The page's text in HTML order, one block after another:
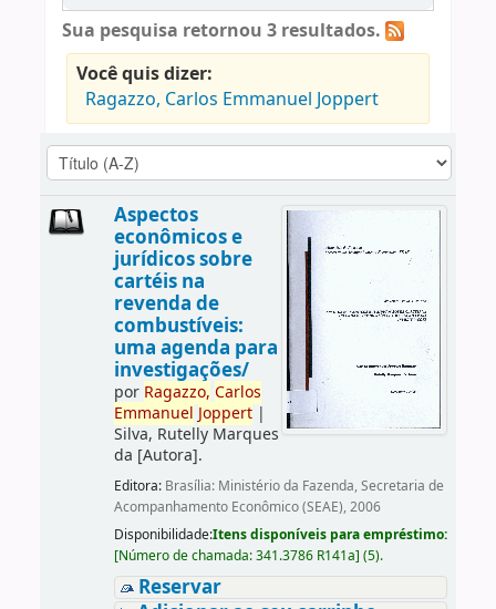
Sua pesquisa retornou 3 resultados.
Você quis dizer:
Ragazzo, Carlos Emmanuel Joppert
Aspectos
econômicos e
jurídicos sobre
cartéis na
revenda de
combustíveis:
uma agenda para
investigações/
por Ragazzo, Carlos
Emmanuel Joppert|
Silva, Rutelly Marques
da [Autora].
Editora: Brasília: Ministério da Fazenda, Secretaria de
Acompanhamento Econômico (SEAE), 2006
Disponibilidade:Itens disponíveis para empréstimo:
[Número de chamada:341.3786 R141a] (5).
Reservar